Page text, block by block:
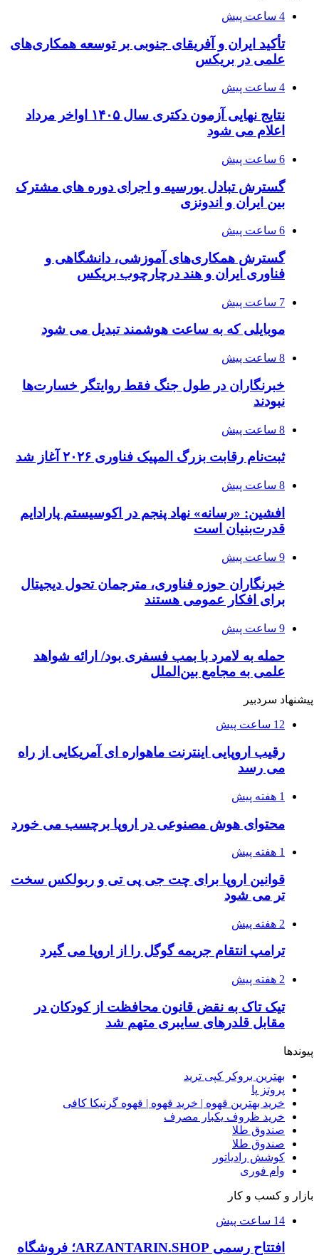
4 ساعت پیش
تأکید ایران و آفریقای جنوبی بر توسعه همکاری‌های
علمی در بریکس
4 ساعت پیش
نتایج نهایی آزمون دکتری سال ۱۴۰۵ اواخر مرداد
اعلام می شود
6 ساعت پیش
گسترش تبادل بورسیه و اجرای دوره های مشترک
بین ایران و اندونزی
6 ساعت پیش
گسترش همکاری‌های آموزشی، دانشگاهی و
فناوری ایران و هند درچارچوب بریکس
7 ساعت پیش
موبایلی که به ساعت هوشمند تبدیل می شود
8 ساعت پیش
خبرنگاران در طول جنگ فقط روایتگر خسارت‌ها
نبودند
8 ساعت پیش
ثبت‌نام رقابت بزرگ المپیک فناوری ۲۰۲۶ آغاز شد
8 ساعت پیش
افشین: «رسانه» نهاد پنجم در اکوسیستم پارادایم
قدرت‌بنیان است
9 ساعت پیش
خبرنگاران حوزه فناوری، مترجمان تحول دیجیتال
برای افکار عمومی هستند
9 ساعت پیش
حمله به لامرد با بمب فسفری بود/ ارائه شواهد
علمی به مجامع بین‌الملل
پیشنهاد سردبیر
12 ساعت پیش
رقیب اروپایی اینترنت ماهواره ای آمریکایی از راه
می رسد
1 هفته پیش
محتوای هوش مصنوعی در اروپا برچسب می خورد
1 هفته پیش
قوانین اروپا برای چت جی پی تی و ربولکس سخت
تر می شود
2 هفته پیش
ترامپ انتقام جریمه گوگل را از اروپا می گیرد
2 هفته پیش
تیک تاک به نقض قانون محافظت از کودکان در
مقابل قلدرهای سایبری متهم شد
پیوندها
بهترین بروکر کپی ترید
پروتز پا
خرید بهترین قهوه | خرید قهوه | قهوه گرنیکا کافی
خرید ظروف یکبار مصرف
صندوق طلا
صندوق طلا
کوشش رادیاتور
وام فوری
بازار و کسب و کار
14 ساعت پیش
افتتاح رسمی ARZANTARIN.SHOP؛ فروشگاه